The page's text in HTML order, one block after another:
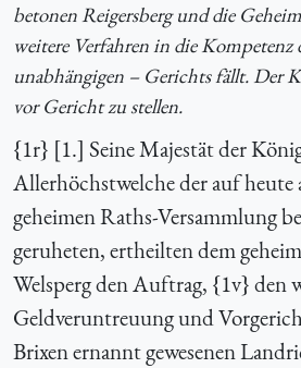
betonen Reigersberg und die
weitere Verfahren in die Kompetenz
unabhängigen – Gerichts fällt. Der
vor Gericht zu stellen.
{1r} [1.] Seine Majestät der
Allerhöchstwelche der auf heute
geheimen Raths-Versammlung
geruheten, ertheilten dem
Welsperg den Auftrag, {1v} den
Geldveruntreuung und
Brixen ernannt gewesenen